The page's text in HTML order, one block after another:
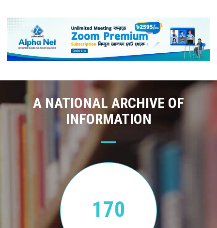
A NATIONAL ARCHIVE OF
INFORMATION
170